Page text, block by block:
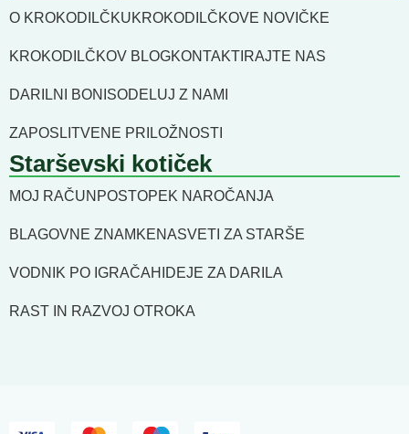
O KROKODILČKUKROKODILČKOVE NOVIČKE
KROKODILČKOV BLOGKONTAKTIRAJTE NAS
DARILNI BONI SODELUJ Z NAMI
ZAPOSLITVENE PRILOŽNOSTI
Starševski kotiček
MOJ RAČUN POSTOPEK NAROČANJA
BLAGOVNE ZNAMKENASVETI ZA STARŠE
VODNIK PO IGRAČAH IDEJE ZA DARILA
RAST IN RAZVOJ OTROKA